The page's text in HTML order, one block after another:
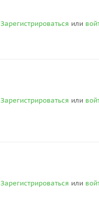
Зарегистрироваться или
Зарегистрироваться или
Зарегистрироваться или